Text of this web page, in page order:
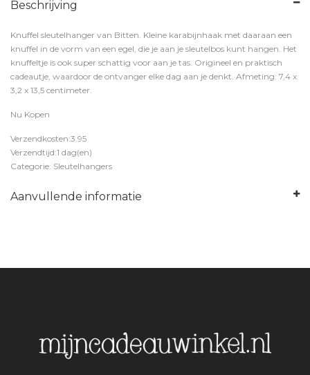
Beschrijving
Knuffel sleutelhanger van Bitten. Kleine karabijnhaak met daaraan een
knuffel in de vorm van een egel, die je aan je sleutelbos kunt hangen. Het
knuffeltje is ook super schattig voor aan je tas. Origineel en praktisch
cadeautje, waardoor de ontvanger elke dag aan je denkt. Afmeting: 7,4 x
3,2 x 13,5 centimeter.
Nu Kopen
Verzendkosten:3.95
Verzendtijd:1 dag(en)
Categorie: Sleutelhangers
Aanvullende informatie